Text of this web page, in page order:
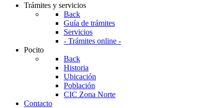
Trámites y servicios
Back
Guía de trámites
Servicios
- Trámites online -
Pocito
Back
Historia
Ubicación
Población
CIC Zona Norte
Contacto